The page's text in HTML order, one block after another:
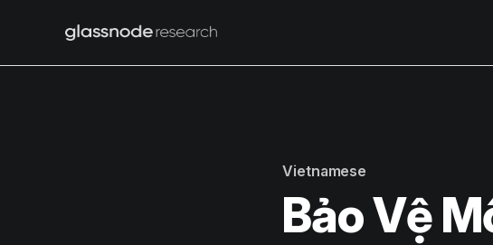
Vietnamese
Bảo Vệ